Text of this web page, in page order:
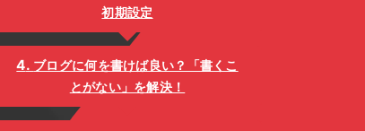
初期設定
ブログに何を書けば良い？「書くこ
とがない」を解決！